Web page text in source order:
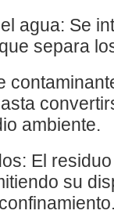
agua: Se
separa
ambiente.
El
su